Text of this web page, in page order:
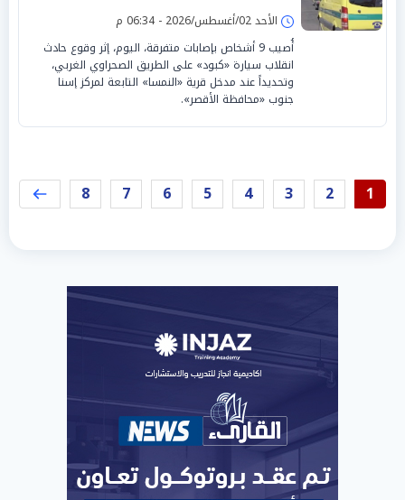
الأحد 02/أغسطس/2026 - 06:34 م
أُصيب 9 أشخاص بإصابات متفرقة، اليوم، إثر وقوع حادث
انقلاب سيارة «كبود» على الطريق الصحراوي الغربي،
وتحديداً عند مدخل قرية «النمسا» التابعة لمركز إسنا
جنوب «محافظة الأقصر».
1
2
3
4
5
6
7
8